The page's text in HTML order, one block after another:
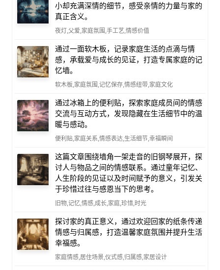
小却充满深情的细节，感受亲情的力量与家的
真正含义。
夜灯,父爱,家庭氛围,手工艺,情感价值
通过一面软木板，记录家庭生活的点滴与情
感，承载爱与成长的见证，打造专属家庭的记
忆墙。
软木板,家庭氛围,记忆保存,情感纽带,家庭文化
通过冰箱上的便利贴，探索家庭成员间的情感
交流与互动方式，发现隐藏在生活细节中的温
暖与感动。
便利贴,家庭关系,情感表达,生活细节,幸福瞬间
这篇文章围绕墙角一架走音的旧钢琴展开，探
讨人与物品之间的情感联系。通过童年记忆、
人生阶段的见证以及时间赋予的意义，引发关
于珍惜过往与感恩当下的思考。
旧物,记忆,情感,成长,家庭,珍惜,时光
探讨家的真正意义，通过欢迎回家的纸条传递
情感与归属感，打造温馨家庭氛围并提升生活
幸福感。
家庭情感,居住场景,仪式感,归属感,家居设计